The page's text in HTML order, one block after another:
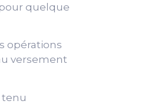
quelque
opérations
versement
tenu